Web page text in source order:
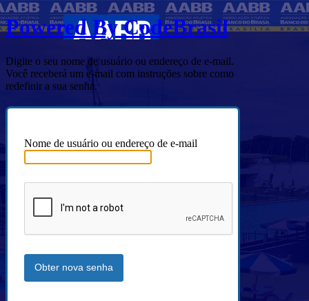
Powered By CodeBrasil
Digite o seu nome de usuário ou endereço de e-mail.
Você receberá um e-mail com instruções sobre como
redefinir a sua senha.
Nome de usuário ou endereço de e-mail